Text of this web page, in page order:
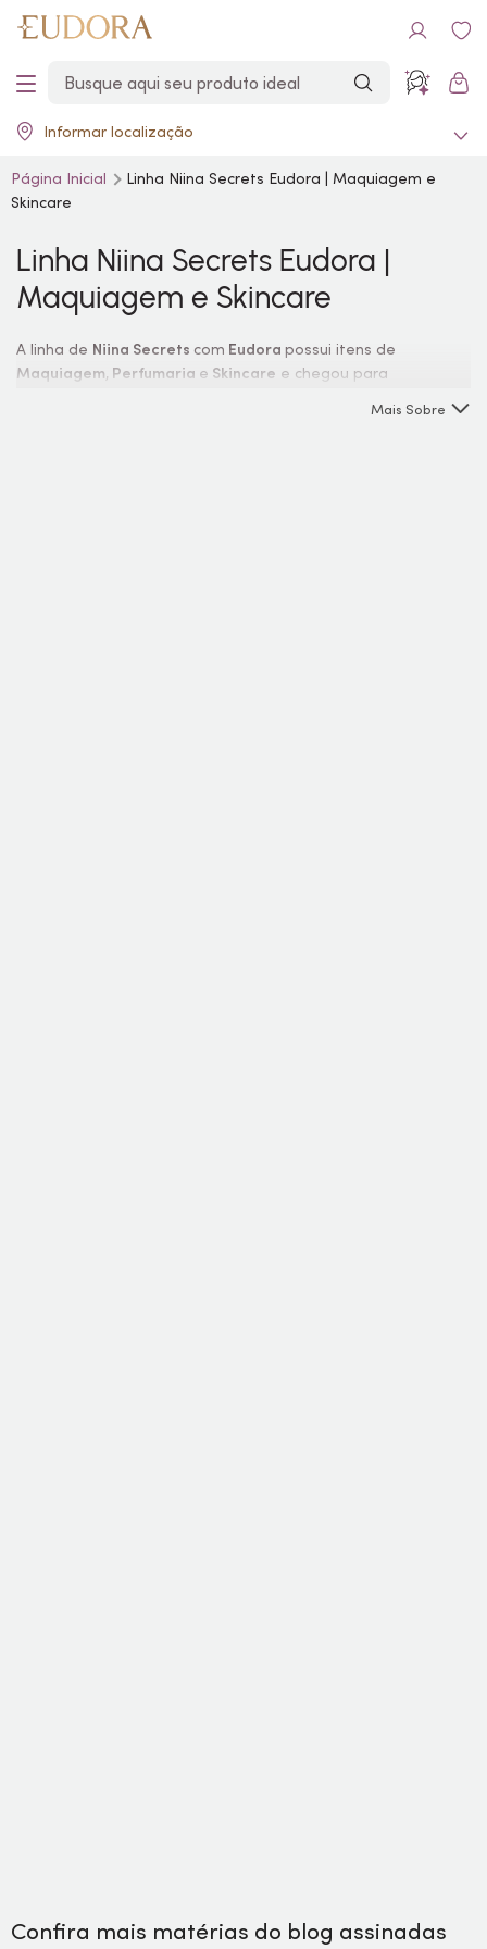
Informar localização
Página Inicial
Linha Niina Secrets Eudora | Maquiagem e
Skincare
Linha Niina Secrets Eudora |
Maquiagem e Skincare
A linha de Niina Secretscom Eudorapossui itens de
Maquiagem, Perfumaria e Skincare e chegou para
Mais Sobre
Confira mais matérias do blog assinadas